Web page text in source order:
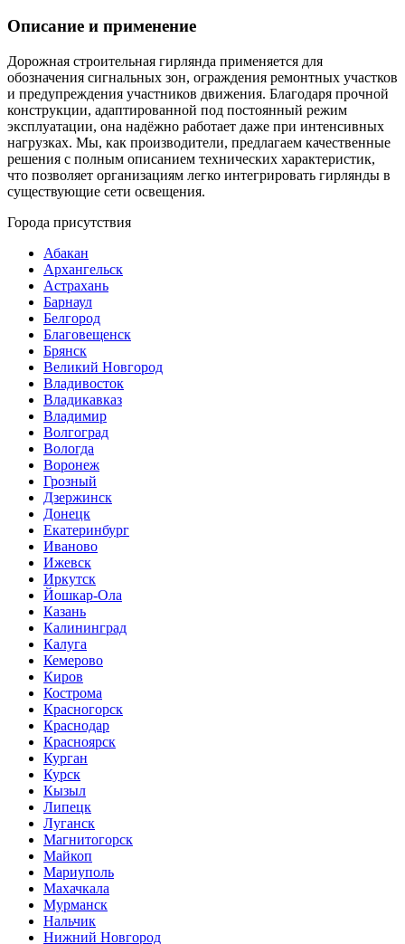
Описание и применение
Дорожная строительная гирлянда применяется для
обозначения сигнальных зон, ограждения ремонтных участков
и предупреждения участников движения. Благодаря прочной
конструкции, адаптированной под постоянный режим
эксплуатации, она надёжно работает даже при интенсивных
нагрузках. Мы, как производители, предлагаем качественные
решения с полным описанием технических характеристик,
что позволяет организациям легко интегрировать гирлянды в
существующие сети освещения.
Города присутствия
Абакан
Архангельск
Астрахань
Барнаул
Белгород
Благовещенск
Брянск
Великий Новгород
Владивосток
Владикавказ
Владимир
Волгоград
Вологда
Воронеж
Грозный
Дзержинск
Донецк
Екатеринбург
Иваново
Ижевск
Иркутск
Йошкар-Ола
Казань
Калининград
Калуга
Кемерово
Киров
Кострома
Красногорск
Краснодар
Красноярск
Курган
Курск
Кызыл
Липецк
Луганск
Магнитогорск
Майкоп
Мариуполь
Махачкала
Мурманск
Нальчик
Нижний Новгород